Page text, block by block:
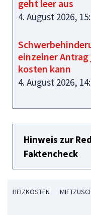
geht leer aus
4. August 2026,
einzelner
kosten kann
4. August 2026,
Hinweis zur
Faktencheck
HEIZKOSTEN